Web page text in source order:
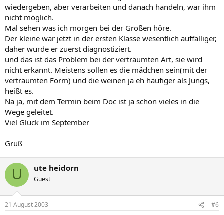
wiedergeben, aber verarbeiten und danach handeln, war ihm
nicht möglich.
Mal sehen was ich morgen bei der Großen höre.
Der kleine war jetzt in der ersten Klasse wesentlich auffälliger,
daher wurde er zuerst diagnostiziert.
und das ist das Problem bei der verträumten Art, sie wird
nicht erkannt. Meistens sollen es die mädchen sein(mit der
verträumten Form) und die weinen ja eh häufiger als Jungs,
heißt es.
Na ja, mit dem Termin beim Doc ist ja schon vieles in die
Wege geleitet.
Viel Glück im September
Gruß
U ute heidorn
Guest
21 August 2003 #6